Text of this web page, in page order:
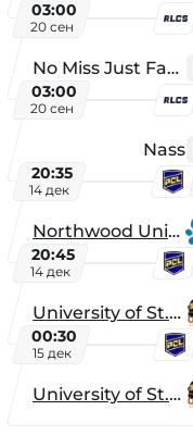
03:00
20 сен
No Miss Just Fake
03:00
20 сен
Nass
20:35
14 дек
Northwood University
20:45
14 дек
University of St. Thomas
00:30
15 дек
University of St. Thomas